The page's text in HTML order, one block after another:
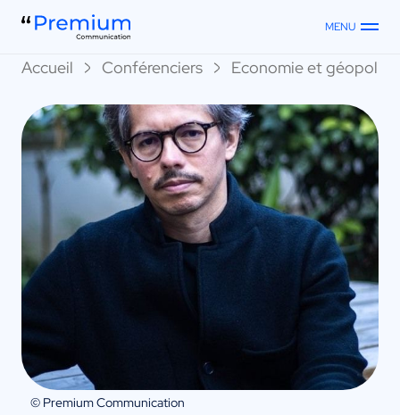
MENU
Accueil Conférenciers Economie et
© Premium Communication